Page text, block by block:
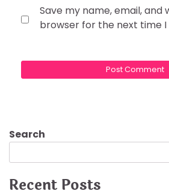
Save my name, email, and
browser for the next time
Search
Recent Posts